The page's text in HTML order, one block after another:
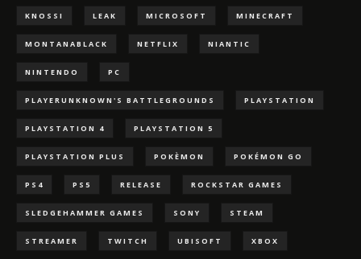
KNOSSI LEAK MICROSOFT MINECRAFT
MONTANABLACK NETFLIX NIANTIC
NINTENDO PC
PLAYERUNKNOWN'S BATTLEGROUNDS PLAYSTATION
PLAYSTATION 4 PLAYSTATION 5
PLAYSTATION PLUS POKÈMON POKÉMON GO
PS4 PS5 RELEASE ROCKSTAR GAMES
SLEDGEHAMMER GAMES SONY STEAM
STREAMER TWITCH UBISOFT XBOX